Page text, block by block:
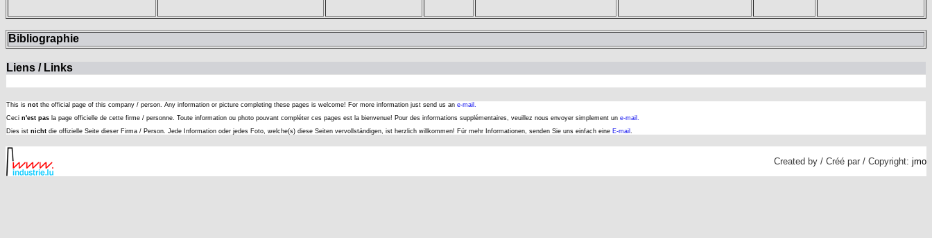
Bibliographie
Liens / Links
This is not the official page of this company / person. Any information or picture completing these pages is welcome! For more information just send us an e-mail.
Ceci n'est pas la page officielle de cette firme / personne. Toute information ou photo pouvant compléter ces pages est la bienvenue! Pour des informations supplémentaires, veuillez nous envoyer simplement un e-mail.
Dies ist nicht die offizielle Seite dieser Firma / Person. Jede Information oder jedes Foto, welche(s) diese Seiten vervollständigen, ist herzlich willkommen! Für mehr Informationen, senden Sie uns einfach eine E-mail
Created by / Créé par / Copyright: jmo